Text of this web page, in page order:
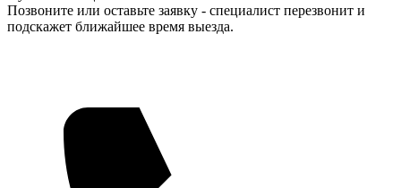
Позвоните или оставьте заявку - специалист перезвонит и
подскажет ближайшее время выезда.